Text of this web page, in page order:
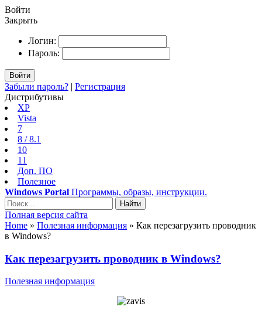
Войти
Закрыть
Логин:
Пароль:
Войти
Забыли пароль? | Регистрация
Дистрибутивы
XP
Vista
7
8 / 8.1
10
11
Доп. ПО
Полезное
Windows Portal Программы, образы, инструкции.
Найти
Полная версия сайта
Home » Полезная информация » Как перезагрузить проводник
в Windows?
Как перезагрузить проводник в Windows?
Полезная информация